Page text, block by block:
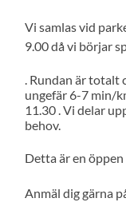
Vi samlas vid
9.00 då vi börjar
. Rundan är
ungefär 6-7 min/
11.30 . Vi delar
behov.
Detta är en
Anmäl dig gärna